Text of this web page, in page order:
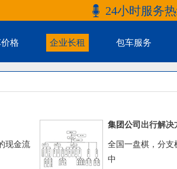
24小时服务
格 企业长租 包车服务
集团公司 出行解决
现金流
全国一盘棋，分支
中